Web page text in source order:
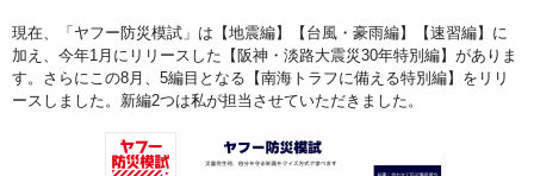
現在、「ヤフー防災模試」は【地震編】【台風・豪雨編】【速習編】に
加え、今年1月にリリースした【阪神・淡路大震災30年特別編】がありま
す。さらにこの8月、5編目となる【南海トラフに備える特別編】をリリ
ースしました。新編2つは私が担当させていただきました。